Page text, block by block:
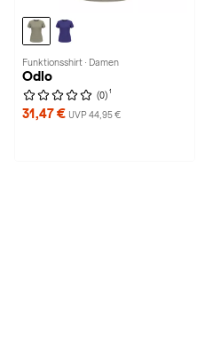
Funktionsshirt · Damen
Odlo
(0) 1
31,47 € UVP 44,95 €